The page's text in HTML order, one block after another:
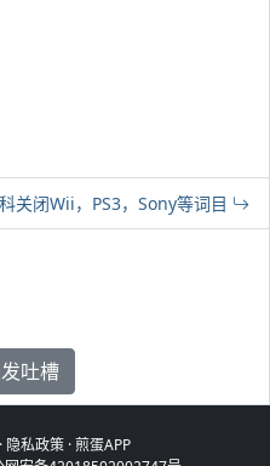
关闭Wii，PS3，Sony等词目
吐槽
· 隐私政策·煎蛋APP